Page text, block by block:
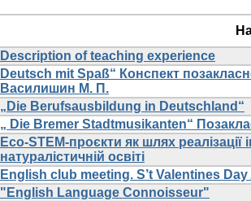
Description of teaching experience
Deutsch mit Spaß“ Конспект
Василишин М. П.
„Die Berufsausbildung in Deutschland“
„ Die Bremer Stadtmusikanten“
Eco-STEM-проєкти як шлях реалізації
натуралістичній освіті
English club meeting. S’t Valentines
"English Language Connoisseur"